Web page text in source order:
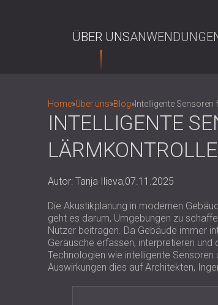
ÜBER UNS
Home»Über uns»Blog» Intelligente
INTELLIGENTE
Autor: Tanja Ilieva,07.11.2025
Die Akustikplanung in modernen
geht es darum, Umgebungen zu
Nutzer beitragen. Da Gebäude immer
Geräusche erfassen, interpretieren und
Technologien wie intelligente
Auswirkungen dies auf Architekten,